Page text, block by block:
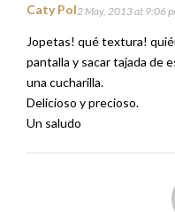
Caty Pol2 May, 2013 at 9:06
Jopetas! qué textura!
pantalla y sacar tajada de
una cucharilla.
Delicioso y precioso.
Un saludo